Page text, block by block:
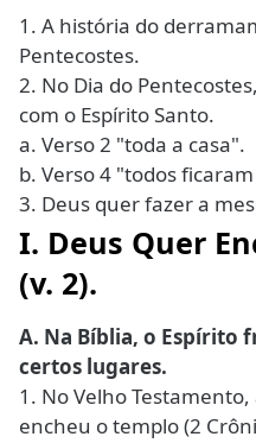
1. A história do
Pentecostes.
2. No Dia do
com o Espírito Santo.
a. Verso 2 "toda a casa".
b. Verso 4 "todos
3. Deus quer fazer a
I. Deus Quer
(v. 2).
A. Na Bíblia, o Espírito
certos lugares.
1. No Velho
encheu o templo (2